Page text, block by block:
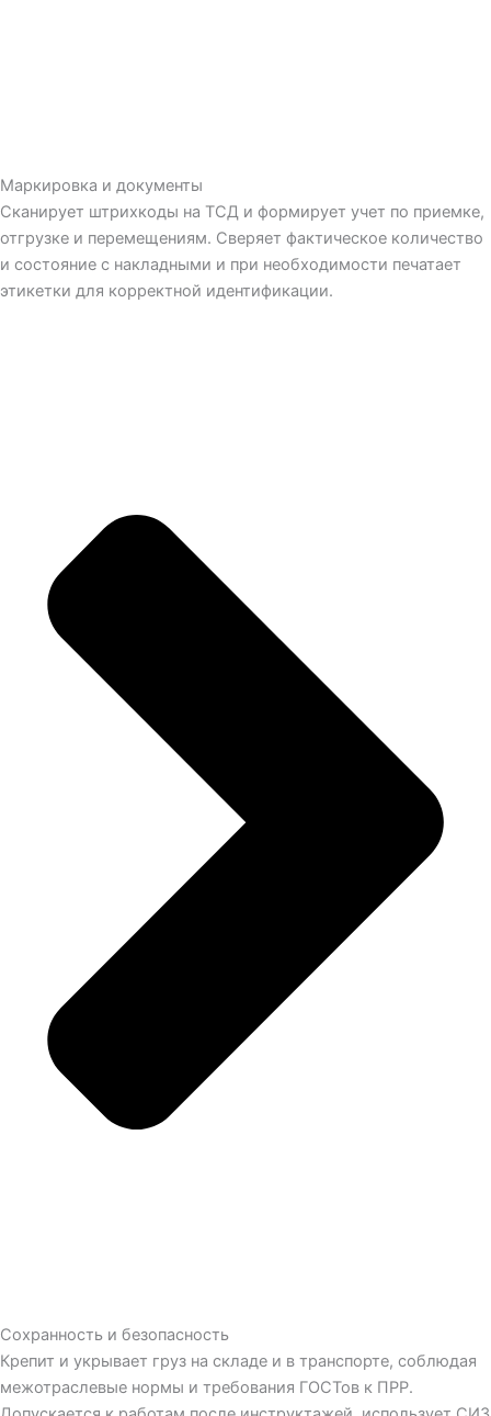
Маркировка и документы
Сканирует штрихкоды на ТСД и формирует учет по приемке,
отгрузке и перемещениям. Сверяет фактическое количество
и состояние с накладными и при необходимости печатает
этикетки для корректной идентификации.
Сохранность и безопасность
Крепит и укрывает груз на складе и в транспорте, соблюдая
межотраслевые нормы и требования ГОСТов к ПРР.